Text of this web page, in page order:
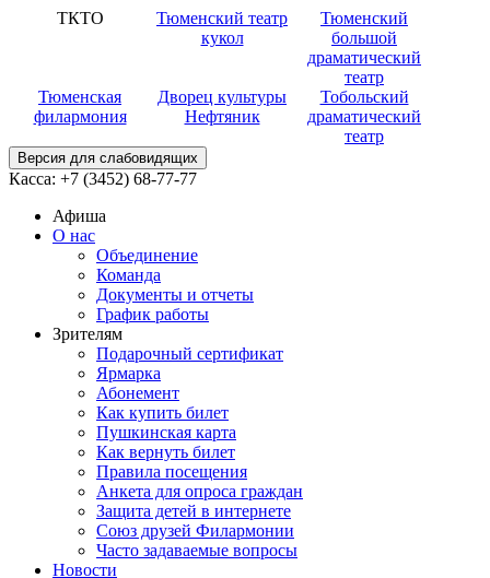
ТКТО
Тюменский театр
кукол
Тюменский
большой
драматический
театр
Тюменская
филармония
Дворец культуры
Нефтяник
Тобольский
драматический
театр
Версия для слабовидящих
Касса: +7 (3452) 68-77-77
Афиша
О нас
Объединение
Команда
Документы и отчеты
График работы
Зрителям
Подарочный сертификат
Ярмарка
Абонемент
Как купить билет
Пушкинская карта
Как вернуть билет
Правила посещения
Анкета для опроса граждан
Защита детей в интернете
Союз друзей Филармонии
Часто задаваемые вопросы
Новости